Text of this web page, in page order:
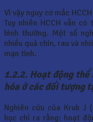
Vì vậy nguy cơ mắc
Tuy nhiên HCCH vẫn
bình thường. Một số
nhiều quả chín, rau và
mạn tính.
1.2.2. Hoạt động
hóa ở các đối tượng
Nghiên cứu của Kruk J
học chỉ ra rằng: hoạt